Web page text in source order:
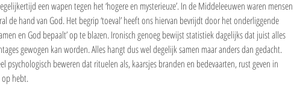
een wapen tegen het ‘hogere en mysterieuze’. In de Middeleeuwen waren mensen
de hand van God. Het begrip ‘toeval’ heeft ons hiervan bevrijdt door het onderliggende
en God bepaalt’ op te blazen. Ironisch genoeg bewijst statistiek dagelijks dat juist alles
gewogen kan worden. Alles hangt dus wel degelijk samen maar anders dan gedacht.
psychologisch beweren dat rituelen als, kaarsjes branden en bedevaarten, rust geven in
op hebt.